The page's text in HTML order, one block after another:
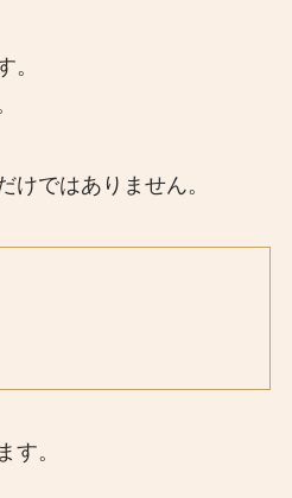
。
けではありません。
す。